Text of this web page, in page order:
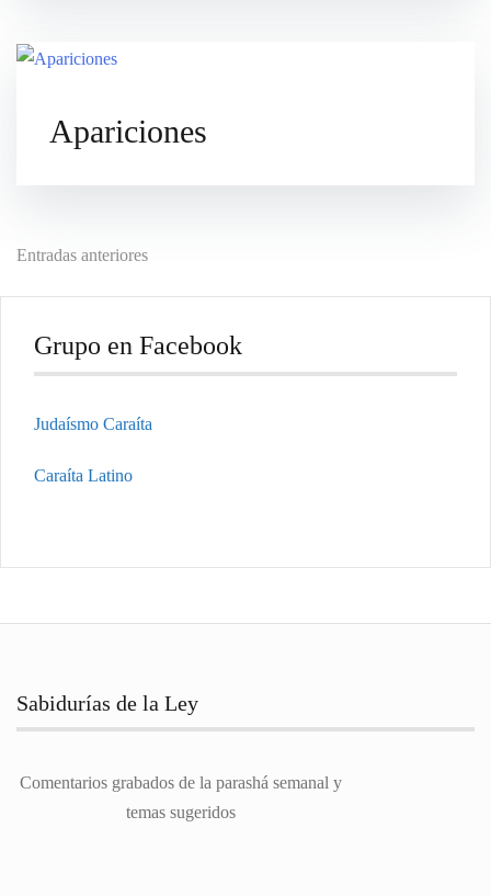
Apariciones
Navegación
de
entradas
Entradas anteriores
Grupo en Facebook
Judaísmo Caraíta
Caraíta Latino
Sabidurías de la Ley
Comentarios grabados de la parashá semanal y
temas sugeridos